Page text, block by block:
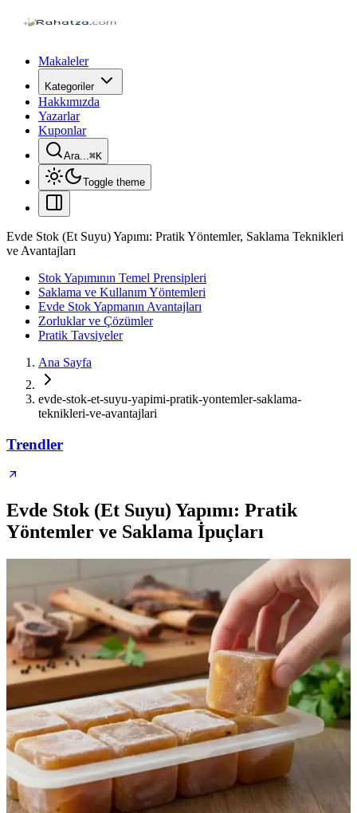
Makaleler
Kategoriler
Hakkımızda
Yazarlar
Kuponlar
Ara...⌘K
Toggle theme
Evde Stok (Et Suyu) Yapımı: Pratik Yöntemler, Saklama Teknikleri
ve Avantajları
Stok Yapımının Temel Prensipleri
Saklama ve Kullanım Yöntemleri
Evde Stok Yapmanın Avantajları
Zorluklar ve Çözümler
Pratik Tavsiyeler
Ana Sayfa
evde-stok-et-suyu-yapimi-pratik-yontemler-saklama-
teknikleri-ve-avantajlari
Trendler
Evde Stok (Et Suyu) Yapımı: Pratik
Yöntemler ve Saklama İpuçları